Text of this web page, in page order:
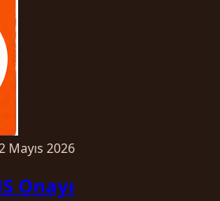
Mayıs 2026
Onayı